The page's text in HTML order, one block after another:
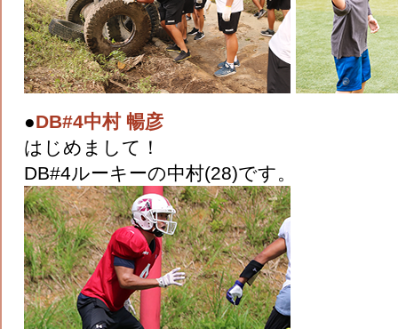
●DB#4中村 暢彦
はじめまして！
DB#4ルーキーの中村(28)です。